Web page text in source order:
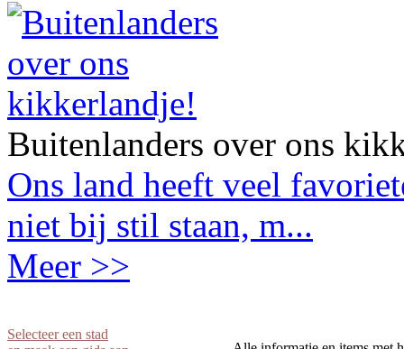
Buitenlanders over ons
Ons land heeft veel
niet bij stil staan, m...
Meer >>
Selecteer een stad